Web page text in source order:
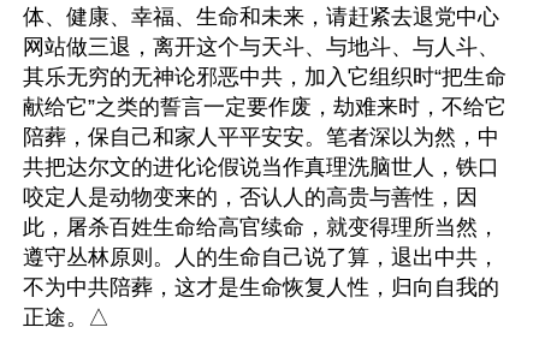
体、健康、幸福、生命和未来，请赶紧去退党中心
网站做三退，离开这个与天斗、与地斗、与人斗、
其乐无穷的无神论邪恶中共，加入它组织时“把生命
献给它”之类的誓言一定要作废，劫难来时，不给它
陪葬，保自己和家人平平安安。笔者深以为然，中
共把达尔文的进化论假说当作真理洗脑世人，铁口
咬定人是动物变来的，否认人的高贵与善性，因
此，屠杀百姓生命给高官续命，就变得理所当然，
遵守丛林原则。人的生命自己说了算，退出中共，
不为中共陪葬，这才是生命恢复人性，归向自我的